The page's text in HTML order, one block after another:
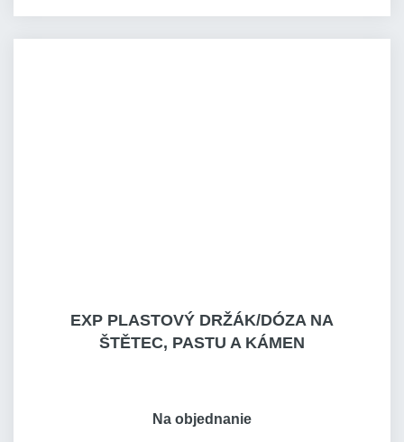
EXP PLASTOVÝ DRŽÁK/DÓZA NA
ŠTĚTEC, PASTU A KÁMEN
Na objednanie